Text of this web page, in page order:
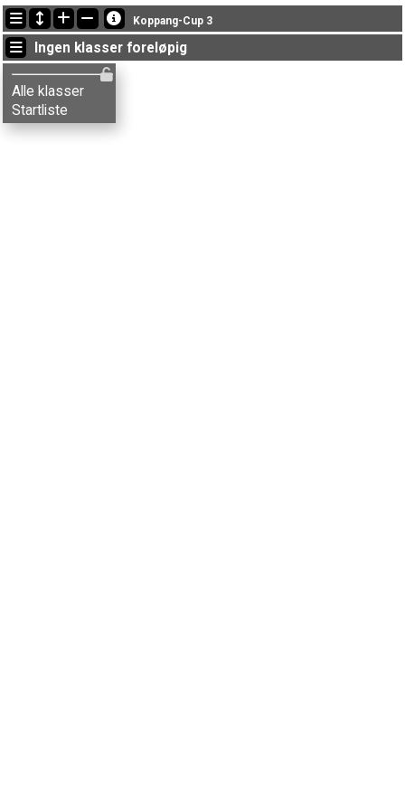
Siste oppdateringer Koppang-Cup 3
Ingen klasser foreløpig
Alle klasser
Startliste